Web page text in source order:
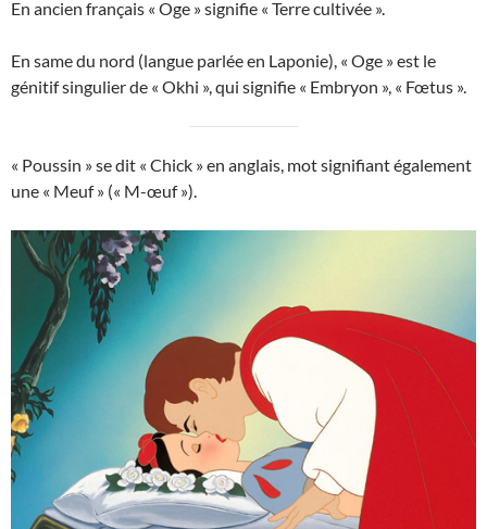
En ancien français « Oge » signifie « Terre cultivée ».
En same du nord (langue parlée en Laponie), « Oge » est le
génitif singulier de « Okhi », qui signifie « Embryon », « Fœtus ».
« Poussin » se dit « Chick » en anglais, mot signifiant également
une « Meuf » (« M-œuf »).